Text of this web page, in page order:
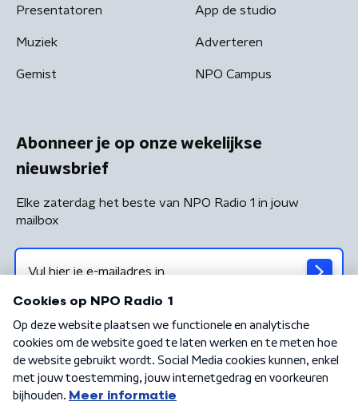
Presentatoren
Muziek
Gemist
App de studio
Adverteren
NPO Campus
Abonneer je op onze wekelijkse
nieuwsbrief
Elke zaterdag het beste van NPO Radio 1 in jouw
mailbox
Algemene voorwaarden